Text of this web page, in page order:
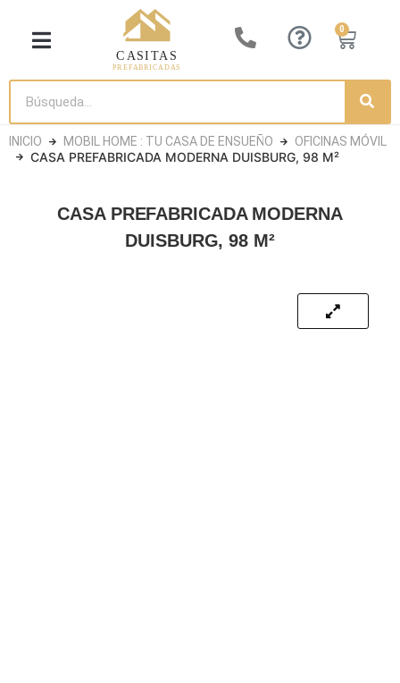
0
INICIO MOBIL HOME : TU CASA DE ENSUEÑO OFICINAS MÓVIL
CASA PREFABRICADA MODERNA DUISBURG, 98 M²
CASA PREFABRICADA MODERNA
DUISBURG, 98 M²